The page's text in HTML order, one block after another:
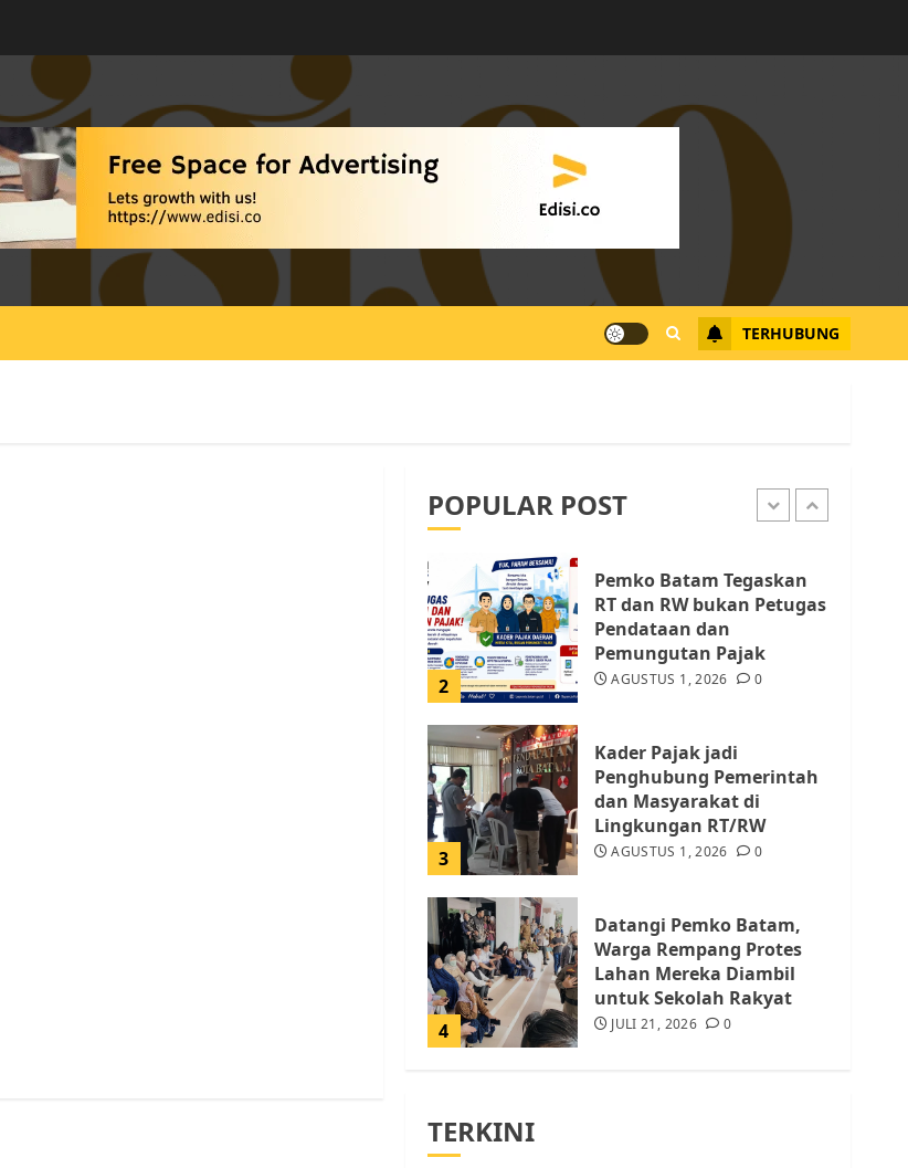
TERHUBUNG
POPULAR POST
Datangi Pemko Batam,
Lahan Mereka Diambil
untuk Sekolah Rakyat
0
Warga Rempang Ajukan
Audiensi dengan Wali
Kota Batam, Soroti
Aktivitas yang Resahkan
Warga
JULI 17, 2026 0
1 AGUSTUS 9, 2026
2
Pemko Batam Tegaskan
RT dan RW bukan Petugas
Pendataan dan
Pemungutan Pajak
AGUSTUS 1, 2026 0
3
Kader Pajak jadi
Penghubung Pemerintah
dan Masyarakat di
Lingkungan RT/RW
AGUSTUS 1, 2026 0
4
Datangi Pemko Batam,
Warga Rempang Protes
Lahan Mereka Diambil
untuk Sekolah Rakyat
JULI 21, 2026 0
TERKINI